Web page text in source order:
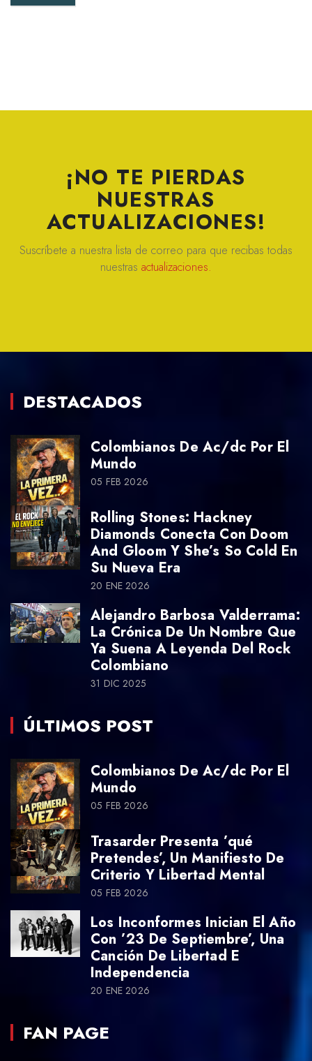
¡NO TE PIERDAS
NUESTRAS
ACTUALIZACIONES!
Suscríbete a nuestra lista de correo para que recibas todas
nuestras actualizaciones.
DESTACADOS
Colombianos De Ac/dc Por El
Mundo
05 FEB 2026
Rolling Stones: Hackney
Diamonds Conecta Con Doom
And Gloom Y She’s So Cold En
Su Nueva Era
20 ENE 2026
Alejandro Barbosa Valderrama:
La Crónica De Un Nombre Que
Ya Suena A Leyenda Del Rock
Colombiano
31 DIC 2025
ÚLTIMOS POST
Colombianos De Ac/dc Por El
Mundo
05 FEB 2026
Trasarder Presenta ’qué
Pretendes’, Un Manifiesto De
Criterio Y Libertad Mental
05 FEB 2026
Los Inconformes Inician El Año
Con ’23 De Septiembre’, Una
Canción De Libertad E
Independencia
20 ENE 2026
FAN PAGE